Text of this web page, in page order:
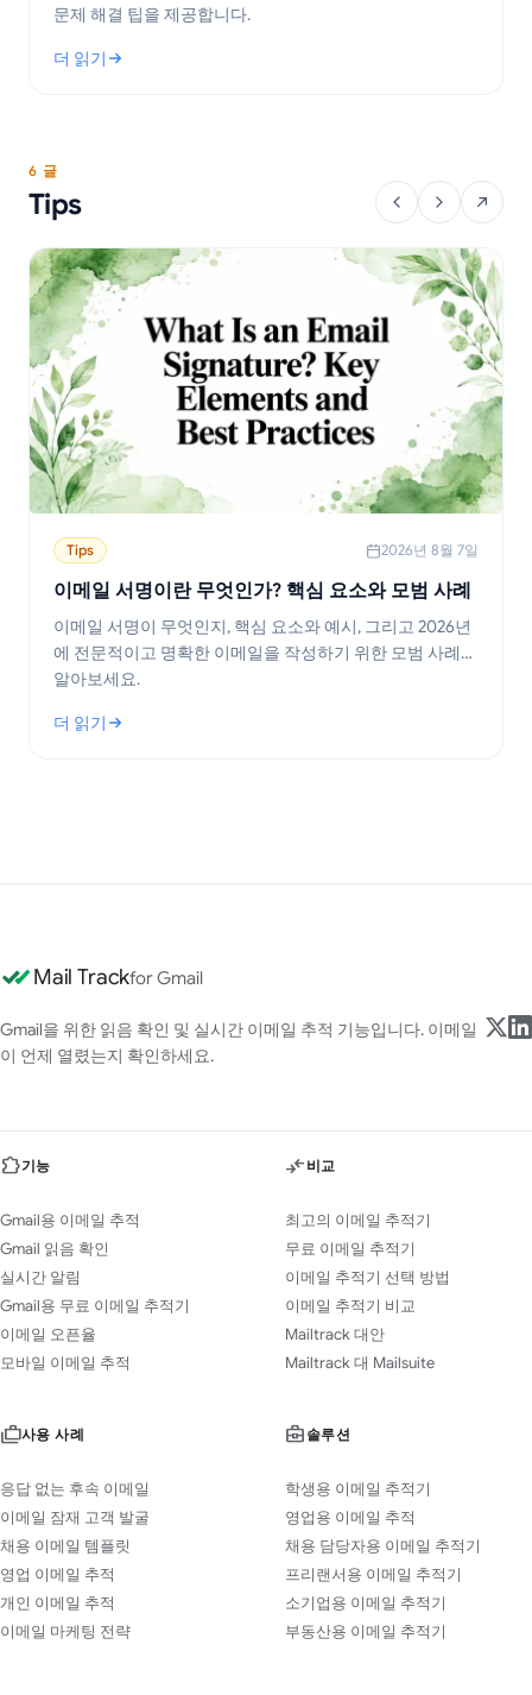
문제 해결 팁을 제공합니다.
더 읽기
: 이메일 알림 끄는 방법: 2026년 완벽 가이드
6 글
Tips
Tips 2026년 8월 7일
이메일 서명이란 무엇인가? 핵심 요소와 모범 사례
이메일 서명이 무엇인지, 핵심 요소와 예시, 그리고 2026년
에 전문적이고 명확한 이메일을 작성하기 위한 모범 사례를
알아보세요.
더 읽기
: 이메일 서명이란 무엇인가? 핵심 요소와 모범 사례
Mail Trackfor Gmail
Gmail을 위한 읽음 확인 및 실시간 이메일 추적 기능입니다. 이메일
이 언제 열렸는지 확인하세요.
기능
Gmail용 이메일 추적
Gmail 읽음 확인
실시간 알림
Gmail용 무료 이메일 추적기
이메일 오픈율
모바일 이메일 추적
비교
최고의 이메일 추적기
무료 이메일 추적기
이메일 추적기 선택 방법
이메일 추적기 비교
Mailtrack 대안
Mailtrack 대 Mailsuite
사용 사례
응답 없는 후속 이메일
이메일 잠재 고객 발굴
채용 이메일 템플릿
영업 이메일 추적
개인 이메일 추적
이메일 마케팅 전략
솔루션
학생용 이메일 추적기
영업용 이메일 추적
채용 담당자용 이메일 추적기
프리랜서용 이메일 추적기
소기업용 이메일 추적기
부동산용 이메일 추적기